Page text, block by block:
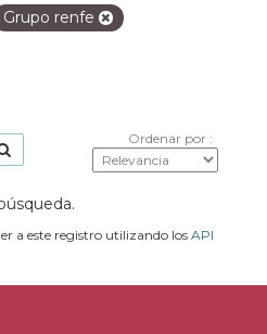
Grupo renfe
Ordenar por
a este registro utilizando los API